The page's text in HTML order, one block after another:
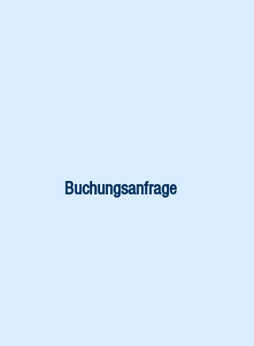
Buchungsanfrage